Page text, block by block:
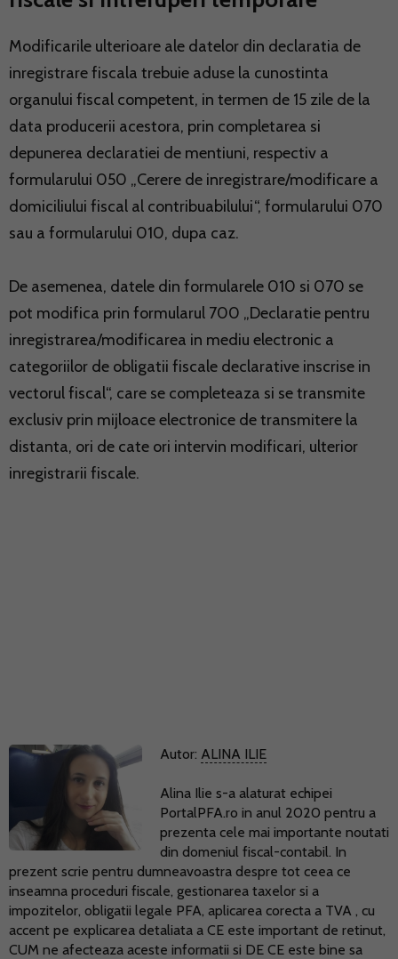
Modificarile ulterioare ale datelor din declaratia de
inregistrare fiscala trebuie aduse la cunostinta
organului fiscal competent, in termen de 15 zile de la
data producerii acestora, prin completarea si
depunerea declaratiei de mentiuni, respectiv a
formularului 050 „Cerere de inregistrare/modificare a
domiciliului fiscal al contribuabilului“, formularului 070
sau a formularului 010, dupa caz.
De asemenea, datele din formularele 010 si 070 se
pot modifica prin formularul 700 „Declaratie pentru
inregistrarea/modificarea in mediu electronic a
categoriilor de obligatii fiscale declarative inscrise in
vectorul fiscal“, care se completeaza si se transmite
exclusiv prin mijloace electronice de transmitere la
distanta, ori de cate ori intervin modificari, ulterior
inregistrarii fiscale.
Autor: ALINA ILIE
Alina Ilie s-a alaturat echipei
PortalPFA.ro in anul 2020 pentru a
prezenta cele mai importante noutati
din domeniul fiscal-contabil. In
prezent scrie pentru dumneavoastra despre tot ceea ce
inseamna proceduri fiscale, gestionarea taxelor si a
impozitelor, obligatii legale PFA, aplicarea corecta a TVA , cu
accent pe explicarea detaliata a CE este important de retinut,
CUM ne afecteaza aceste informatii si DE CE este bine sa